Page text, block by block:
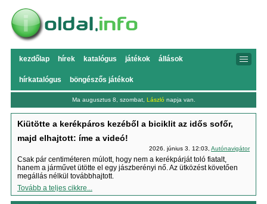
kezdőlap hírek katalógus játékok állások
hírkatalógus böngészős játékok
Ma augusztus 8, szombat, László napja van.
Kiütötte a kerékpáros kezéből a biciklit az idős sofőr,
majd elhajtott: íme a videó!
2026. június 3. 12:03,Autónavigátor
Csak pár centiméteren múlott, hogy nem a kerékpárját toló fiatalt,
hanem a járművet ütötte el egy jászberényi nő. Az ütközést követően
megállás nélkül továbbhajtott.
Tovább a teljes cikkre...